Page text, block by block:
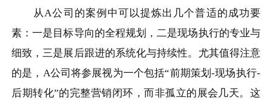
从A公司的案例中可以提炼出几个普适的成功要
素：一是目标导向的全程规划，二是现场执行的专业与
细致，三是展后跟进的系统化与持续性。尤其值得注意
的是，A公司将参展视为一个包括“前期策划-现场执行-
后期转化”的完整营销闭环，而非孤立的展会几天。这